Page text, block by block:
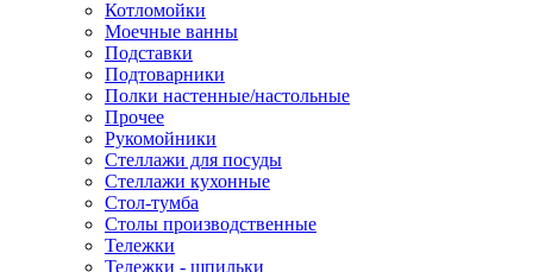
Котломойки
Моечные ванны
Подставки
Подтоварники
Полки настенные/настольные
Прочее
Рукомойники
Стеллажи для посуды
Стеллажи кухонные
Стол-тумба
Столы производственные
Тележки
Тележки - шпильки